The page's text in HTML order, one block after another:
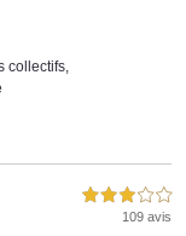
collectifs
3,0 étoiles sur 5
109 avis